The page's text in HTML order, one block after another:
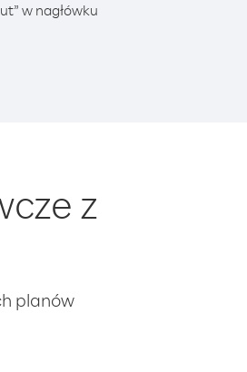
w nagłówku
z
planów